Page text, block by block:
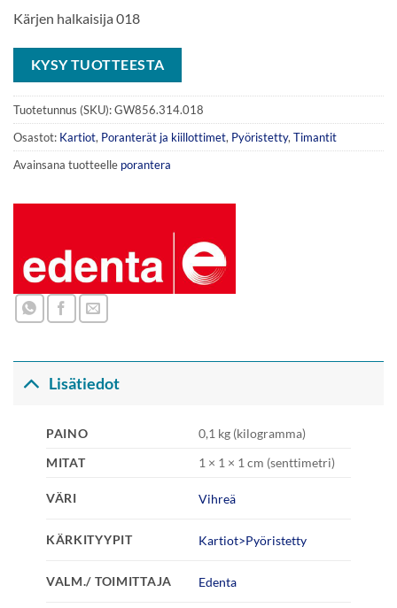
Kärjen halkaisija 018
KYSY TUOTTEESTA
Tuotetunnus (SKU):GW856.314.018
Osastot: Kartiot, Poranterät ja kiillottimet, Pyöristetty,Timantit
Avainsana tuotteelle porantera
Lisätiedot
PAINO
0,1 kg (kilogramma)
MITAT
1 × 1 × 1 cm (senttimetri)
VÄRI Vihreä
KÄRKITYYPIT Kartiot>Pyöristetty
VALM./ TOIMITTAJA Edenta